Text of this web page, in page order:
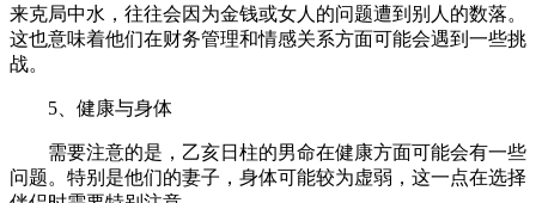
来克局中水，往往会因为金钱或女人的问题遭到别人的数落。
这也意味着他们在财务管理和情感关系方面可能会遇到一些挑
战。
5、健康与身体
需要注意的是，乙亥日柱的男命在健康方面可能会有一些
问题。特别是他们的妻子，身体可能较为虚弱，这一点在选择